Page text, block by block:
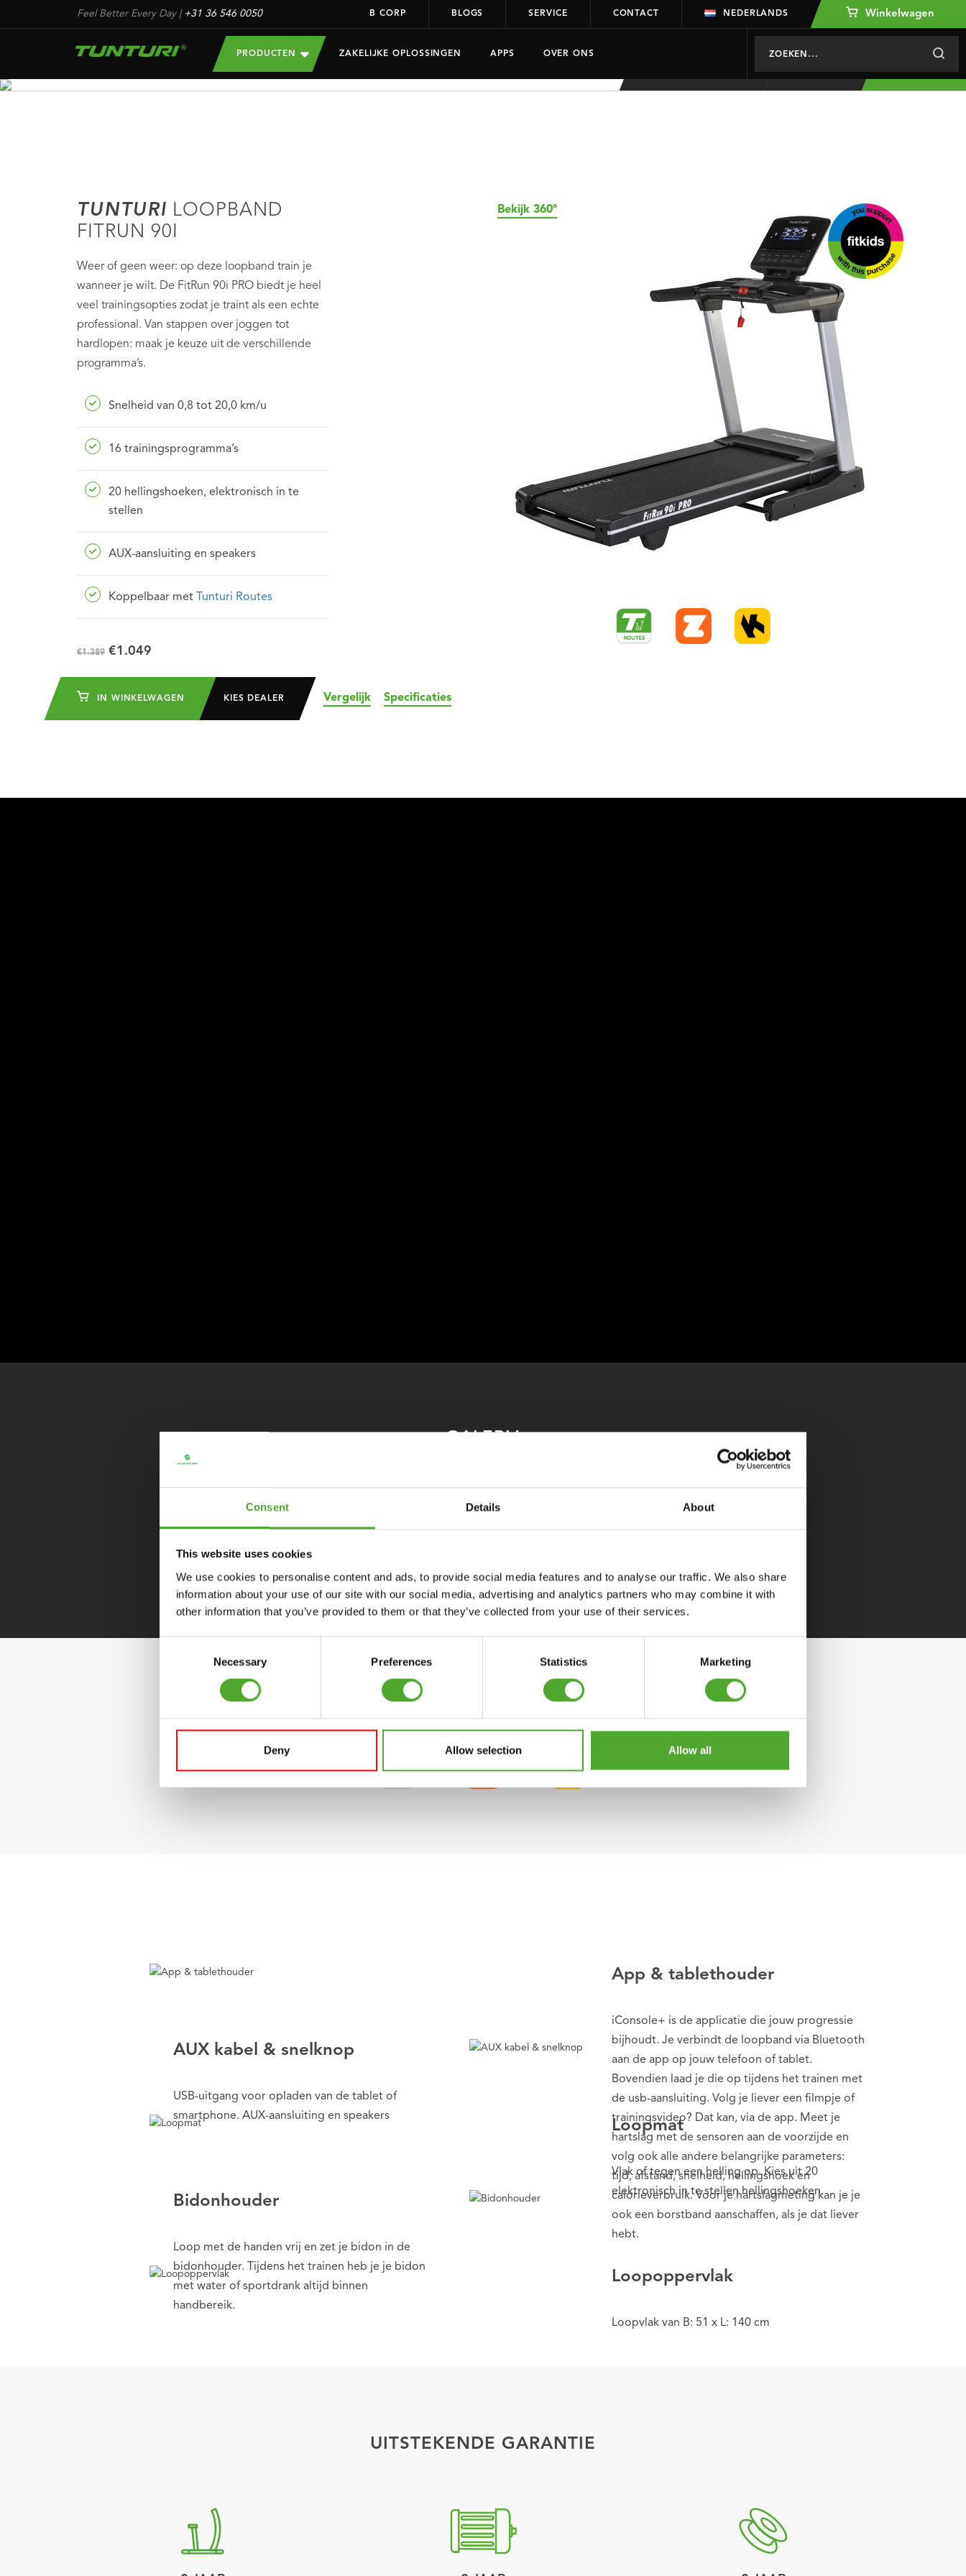
Consent Details About
This website uses cookies
We use cookies to personalise content and ads, to provide social media features and to analyse our traffic. We also share
information about your use of our site with our social media, advertising and analytics partners who may combine it with
other information that you’ve provided to them or that they’ve collected from your use of their services.
Necessary Preferences Statistics Marketing
Deny Allow selection Allow all
Feel Better Every Day| +31 36 546 0050 B CORP BLOGS SERVICE CONTACT NEDERLANDS Winkelwagen
PRODUCTEN ZAKELIJKE OPLOSSINGEN APPS OVER ONS
€1.049
TUNTURI LOOPBAND
FITRUN 90I
Weer of geen weer: op deze loopband train je
wanneer je wilt. De FitRun 90i PRO biedt je heel
veel trainingsopties zodat je traint als een echte
professional. Van stappen over joggen tot
hardlopen: maak je keuze uit de verschillende
programma’s.
Snelheid van 0,8 tot 20,0 km/u
16 trainingsprogramma’s
20 hellingshoeken, elektronisch in te
stellen
AUX-aansluiting en speakers
Koppelbaar met Tunturi Routes
€1.389 €1.049
Bekijk 360º
IN WINKELWAGEN KIES DEALER Vergelijk Specificaties
GALERIJ
App & tablethouder
iConsole+ is de applicatie die jouw progressie
bijhoudt. Je verbindt de loopband via Bluetooth
aan de app op jouw telefoon of tablet.
Bovendien laad je die op tijdens het trainen met
de usb-aansluiting. Volg je liever een filmpje of
trainingsvideo? Dat kan, via de app. Meet je
hartslag met de sensoren aan de voorzijde en
volg ook alle andere belangrijke parameters:
tijd, afstand, snelheid, hellingshoek en
calorieverbruik. Voor je hartslagmeting kan je je
ook een borstband aanschaffen, als je dat liever
hebt.
AUX kabel & snelknop
USB-uitgang voor opladen van de tablet of
smartphone. AUX-aansluiting en speakers
Loopmat
Vlak of tegen een helling op. Kies uit 20
elektronisch in te stellen hellingshoeken.
Bidonhouder
Loop met de handen vrij en zet je bidon in de
bidonhouder. Tijdens het trainen heb je je bidon
met water of sportdrank altijd binnen
handbereik.
Loopoppervlak
Loopvlak van B: 51 x L: 140 cm
UITSTEKENDE GARANTIE